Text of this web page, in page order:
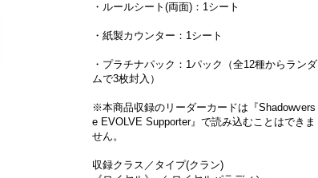
・ルールシート(両面)：1シート
・紙製カウンター：1シート
・プラチナパック：1パック（全12種からランダ
ムで3枚封入）
※本商品収録のリーダーカードは『Shadowvers
e EVOLVE Supporter』で読み込むことはできま
せん。
収録クラス／タイプ(クラン)